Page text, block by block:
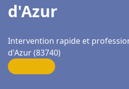
d'Azur
Intervention rapide et
d'Azur (83740)